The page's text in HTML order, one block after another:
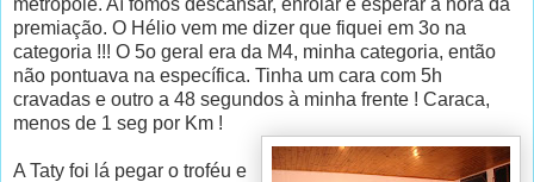
premiação. O Hélio vem me dizer que fiquei em 3o na
categoria !!! O 5o geral era da M4, minha categoria, então
não pontuava na específica. Tinha um cara com 5h
cravadas e outro a 48 segundos à minha frente ! Caraca,
menos de 1 seg por Km !
A Taty foi lá pegar o troféu e